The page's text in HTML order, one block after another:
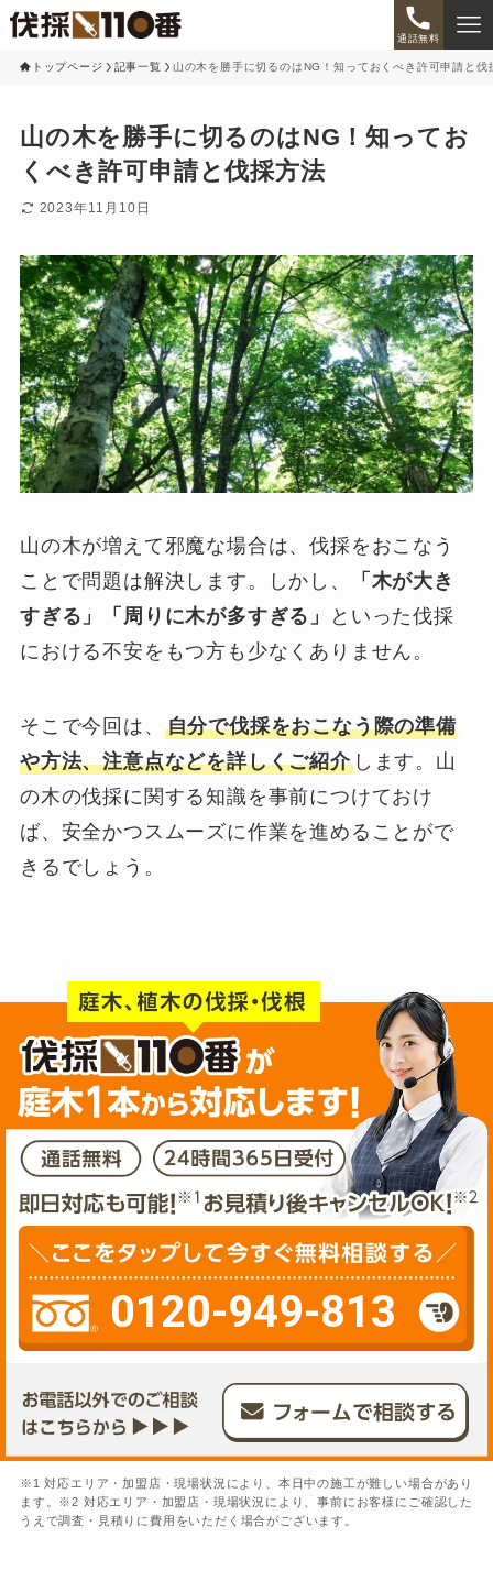
通話無料
トップページ 記事一覧 山の木を勝手に切るのはNG！知っておくべき許可申請と伐
山の木を勝手に切るのはNG！知ってお
くべき許可申請と伐採方法
2023年11月10日
山の木が増えて邪魔な場合は、伐採をおこなう
ことで問題は解決します。しかし、
「木が大き
すぎる」「周りに木が多すぎる」
といった伐採
における不安をもつ方も少なくありません。
そこで今回は、 自分で伐採をおこなう際の準備
や方法、注意点などを詳しくご紹介します。山
の木の伐採に関する知識を事前につけておけ
ば、安全かつスムーズに作業を進めることがで
きるでしょう。
0120-949-813
※1 対応エリア・加盟店・現場状況により、本日中の施工が難しい場合があり
ます。※2 対応エリア・加盟店・現場状況により、事前にお客様にご確認した
うえで調査・見積りに費用をいただく場合がございます。